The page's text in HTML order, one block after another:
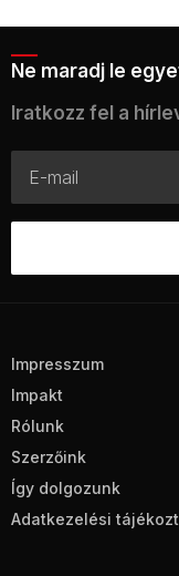
Ne maradj le
Iratkozz fel a
Impresszum
Impakt
Rólunk
Szerzőink
Így dolgozunk
Adatkezelési